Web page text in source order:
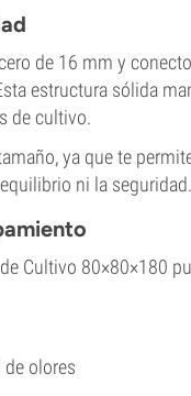
de 16 mm y
estructura sólida
de cultivo.
ya que te
ni la seguridad.
Cultivo 80×80×180
olores